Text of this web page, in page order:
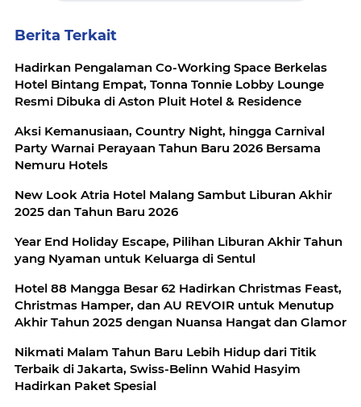
Berita Terkait
Hadirkan Pengalaman Co-Working Space Berkelas
Hotel Bintang Empat, Tonna Tonnie Lobby Lounge
Resmi Dibuka di Aston Pluit Hotel & Residence
Aksi Kemanusiaan, Country Night, hingga Carnival
Party Warnai Perayaan Tahun Baru 2026 Bersama
Nemuru Hotels
New Look Atria Hotel Malang Sambut Liburan Akhir
2025 dan Tahun Baru 2026
Year End Holiday Escape, Pilihan Liburan Akhir Tahun
yang Nyaman untuk Keluarga di Sentul
Hotel 88 Mangga Besar 62 Hadirkan Christmas Feast,
Christmas Hamper, dan AU REVOIR untuk Menutup
Akhir Tahun 2025 dengan Nuansa Hangat dan Glamor
Nikmati Malam Tahun Baru Lebih Hidup dari Titik
Terbaik di Jakarta, Swiss-Belinn Wahid Hasyim
Hadirkan Paket Spesial